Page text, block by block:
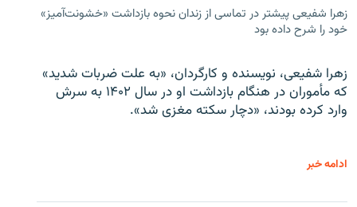
زهرا شفیعی پیشتر در تماسی از زندان نحوه بازداشت «خشونت‌آمیز»
خود را شرح داده بود
زهرا شفیعی، نویسنده و کارگردان، «به علت ضربات شدید»
که مأموران در هنگام بازداشت او در سال ۱۴۰۲ به سرش
وارد کرده بودند، «دچار سکته مغزی شد».
ادامه خبر